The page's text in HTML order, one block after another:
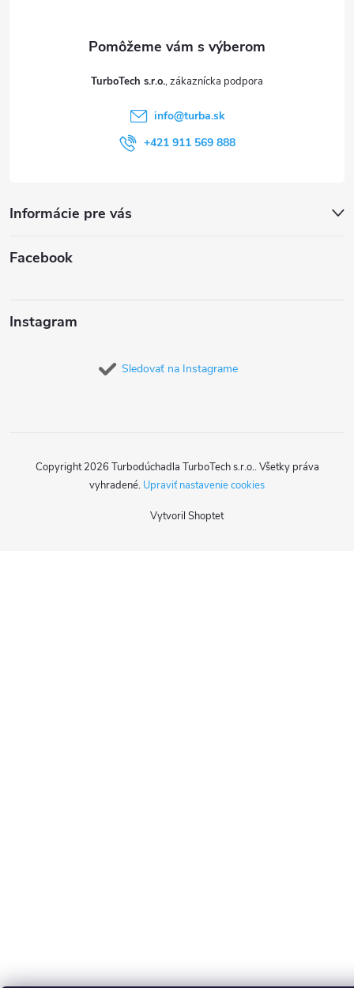
TurboTech s.r.o.
info@turba.sk
+421 911 569 888
Informácie pre vás
Facebook
Instagram
Sledovať na Instagrame
Vytvoril Shoptet
Copyright 2026 Turbodúchadla TurboTech s.r.o.. Všetky práva
vyhradené. Upraviť nastavenie cookies